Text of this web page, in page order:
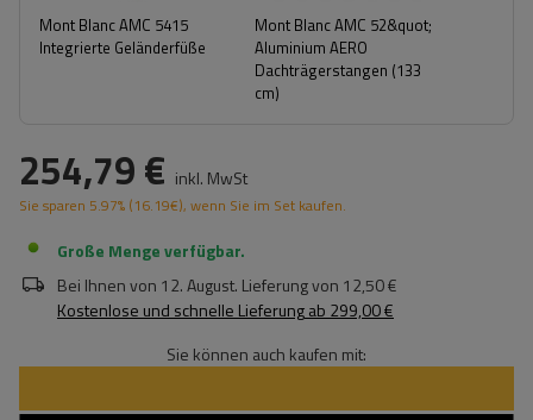
Mont Blanc AMC 5415
Integrierte Geländerfüße
Mont Blanc AMC 52&quot;
Aluminium AERO
Dachträgerstangen (133
cm)
254,79 € inkl. MwSt
Sie sparen 5.97% (16.19€), wenn Sie im Set kaufen.
Große Menge verfügbar
Bei Ihnen von 12. August. Lieferung von 12,50 €
Kostenlose und schnelle Lieferungab 299,00 €
Sie können auch kaufen mit: